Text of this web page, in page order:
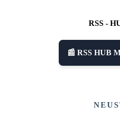
RSS -
📰 RSS HUB